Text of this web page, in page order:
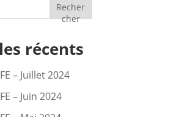
Recher
cher
récents
– Juillet 2024
– Juin 2024